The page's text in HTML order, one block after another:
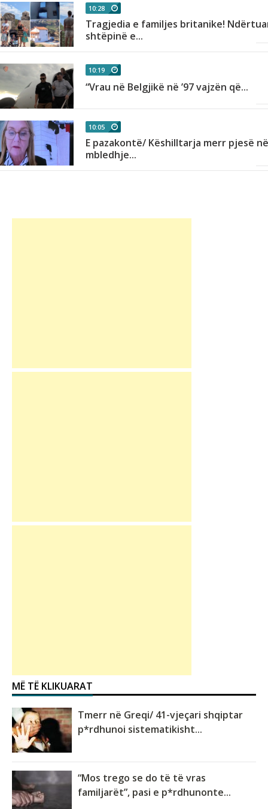
10:28
Tragjedia e familjes britanike!
shtëpinë e...
10:19
“Vrau në Belgjikë në ’97 vajzën që...
10:05
E pazakontë/ Këshilltarja merr pjesë në
mbledhje...
MË TË KLIKUARAT
Tmerr në Greqi/ 41-vjeçari shqiptar
p*rdhunoi sistematikisht...
“Mos trego se do të të vras
familjarët”, pasi e p*rdhunonte...